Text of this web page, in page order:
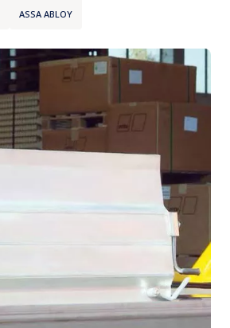
ASSA ABLOY